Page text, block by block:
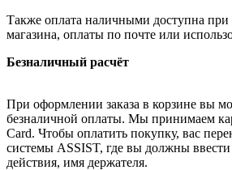
Также оплата наличными доступна при
магазина, оплаты по почте или
Безналичный расчёт
При оформлении заказа в корзине вы
безналичной оплаты. Мы принимаем
Card. Чтобы оплатить покупку, вас
системы ASSIST, где вы должны
действия, имя держателя.